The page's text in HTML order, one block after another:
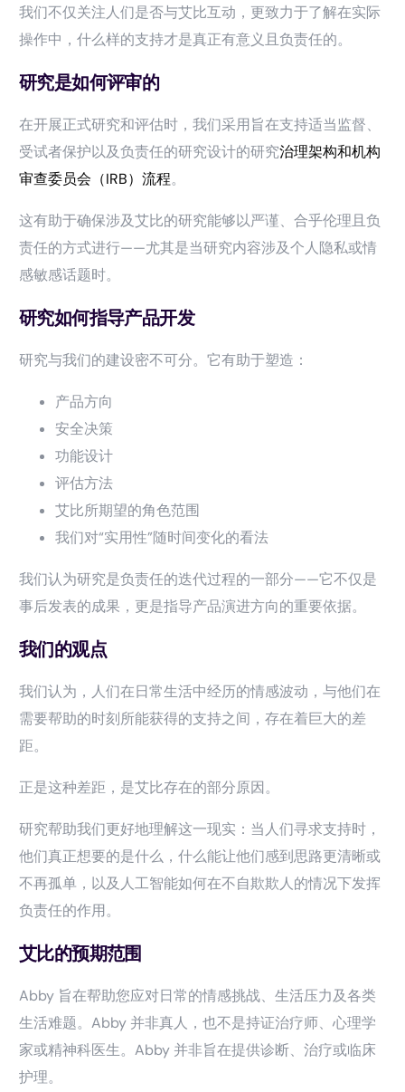
我们不仅关注人们是否与艾比互动，更致力于了解在实际
操作中，什么样的支持才是真正有意义且负责任的。
研究是如何评审的
在开展正式研究和评估时，我们采用旨在支持适当监督、
受试者保护以及负责任的研究设计的研究治理架构和机构
审查委员会（IRB）流程。
这有助于确保涉及艾比的研究能够以严谨、合乎伦理且负
责任的方式进行——尤其是当研究内容涉及个人隐私或情
感敏感话题时。
研究如何指导产品开发
研究与我们的建设密不可分。它有助于塑造：
产品方向
安全决策
功能设计
评估方法
艾比所期望的角色范围
我们对“实用性”随时间变化的看法
我们认为研究是负责任的迭代过程的一部分——它不仅是
事后发表的成果，更是指导产品演进方向的重要依据。
我们的观点
我们认为，人们在日常生活中经历的情感波动，与他们在
需要帮助的时刻所能获得的支持之间，存在着巨大的差
距。
正是这种差距，是艾比存在的部分原因。
研究帮助我们更好地理解这一现实：当人们寻求支持时，
他们真正想要的是什么，什么能让他们感到思路更清晰或
不再孤单，以及人工智能如何在不自欺欺人的情况下发挥
负责任的作用。
艾比的预期范围
Abby 旨在帮助您应对日常的情感挑战、生活压力及各类
生活难题。Abby 并非真人，也不是持证治疗师、心理学
家或精神科医生。Abby 并非旨在提供诊断、治疗或临床
护理。